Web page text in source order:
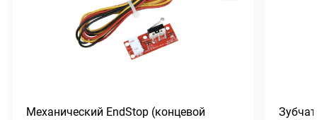
Механический EndStop (концевой